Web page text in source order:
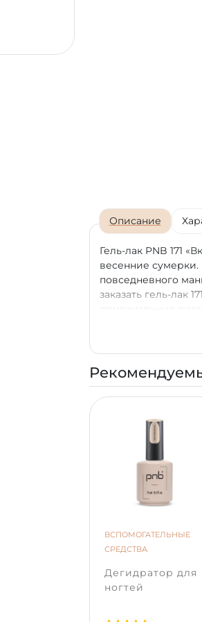
Описание
Гель-лак PNB 171
весенние
повседневного
заказать гель-лак
оригинальные
удобный
монитора может
вашем устройстве.
ВСПОМОГАТЕЛЬНЫЕ
СРЕДСТВА
Дегидратор для
ногтей